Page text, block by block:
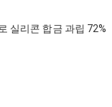
실리콘 합금 과립 72%